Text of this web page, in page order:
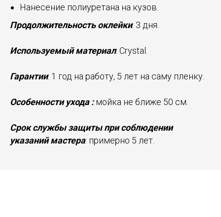
Нанесение полиуретана на кузов.
Продолжительность оклейки: 3 дня.
Используемый материал: Crystal.
Гарантии: 1 год на работу, 5 лет на саму пленку.
Особенности ухода :мойка не ближе 50 см.
Срок службы защиты при соблюдении
указаний мастера: примерно 5 лет.